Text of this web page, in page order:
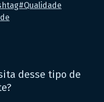
desse tipo de